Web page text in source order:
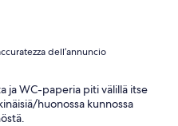
dell’annuncio
ja WC-paperia piti välillä itse
huonossa kunnossa